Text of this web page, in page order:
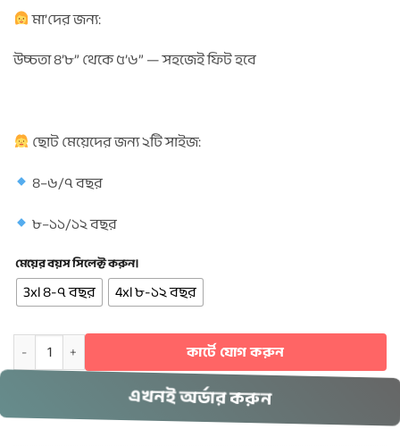
মা’দের জন্য:
উচ্চতা ৪’৮” থেকে ৫’৬” — সহজেই ফিট হবে
ছোট মেয়েদের জন্য ২টি সাইজ:
৪–৬/৭ বছর
৮–১১/১২ বছর
মেয়ের বয়স সিলেক্ট করুন।
3xl ৪-৭ বছর 4xl ৮-১২ বছর
Khimar & Plazu Combo Set- 506 quantity
কার্টে যোগ করুন
এখনই অর্ডার করুন